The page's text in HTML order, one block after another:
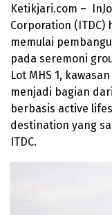
Ketikjari.com –
Corporation (ITDC)
memulai
pada seremoni
Lot MHS 1,
menjadi bagian
berbasis active
destination yang
ITDC.